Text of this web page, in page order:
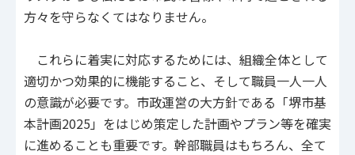
方々を守らなくてはなりません。
これらに着実に対応するためには、組織全体として
適切かつ効果的に機能すること、そして職員一人一人
の意識が必要です。市政運営の大方針である「堺市基
本計画2025」をはじめ策定した計画やプラン等を確実
に進めることも重要です。幹部職員はもちろん、全て